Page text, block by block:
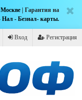
Москве | Гарантия на
- Безнал- карты.
Вход Регистрация